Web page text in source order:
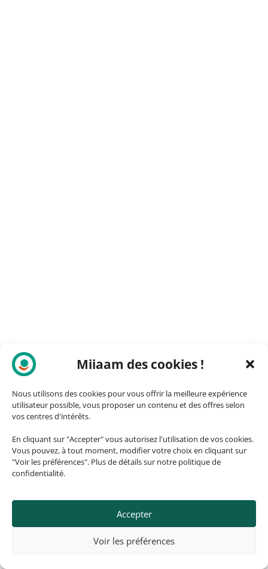
Miiaam des cookies !
Nous utilisons des cookies pour vous offrir la meilleure expérience
utilisateur possible, vous proposer un contenu et des offres selon
vos centres d'intérêts.
En cliquant sur "Accepter" vous autorisez l'utilisation de vos cookies.
Vous pouvez, à tout moment, modifier votre choix en cliquant sur
"Voir les préférences". Plus de détails sur notre politique de
confidentialité.
Accepter
Voir les préférences
© 2026, ozando.fr – Fait avec ❤️